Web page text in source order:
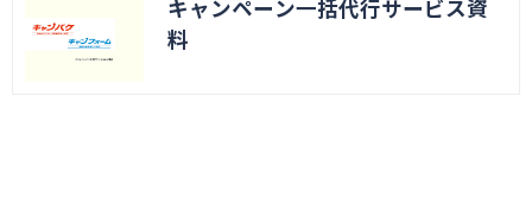
キャンペーン一括代行サービス資
料